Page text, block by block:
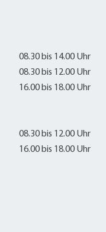
08.30 bis 14.00 Uhr
08.30 bis 12.00 Uhr
16.00 bis 18.00 Uhr
08.30 bis 12.00 Uhr
16.00 bis 18.00 Uhr